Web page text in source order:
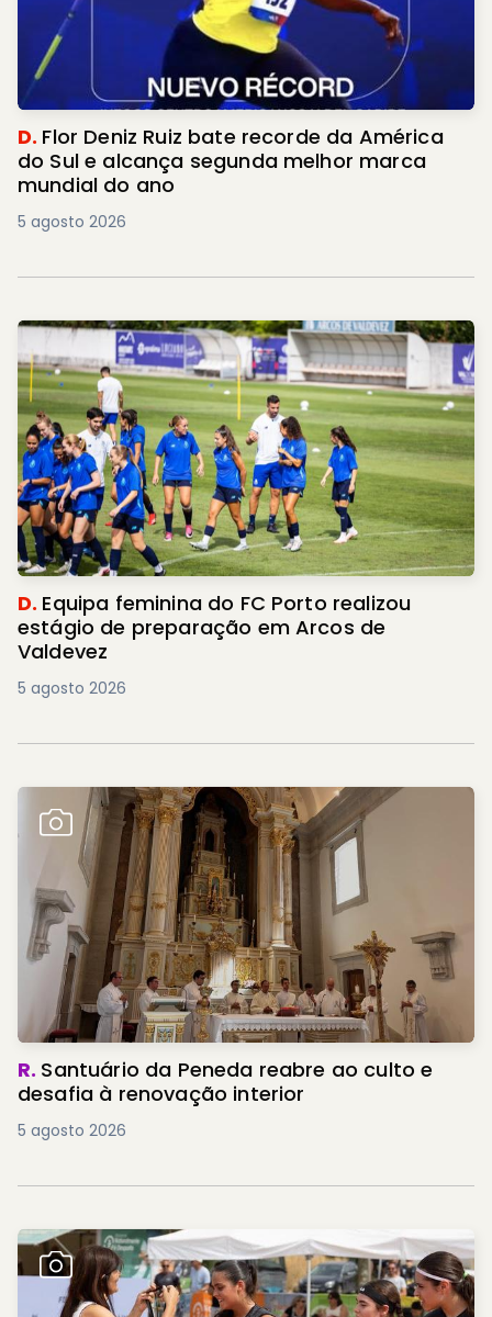
D. Flor Deniz Ruiz bate recorde da América
do Sul e alcança segunda melhor marca
mundial do ano
5 agosto 2026
D. Equipa feminina do FC Porto realizou
estágio de preparação em Arcos de
Valdevez
5 agosto 2026
R. Santuário da Peneda reabre ao culto e
desafia à renovação interior
5 agosto 2026